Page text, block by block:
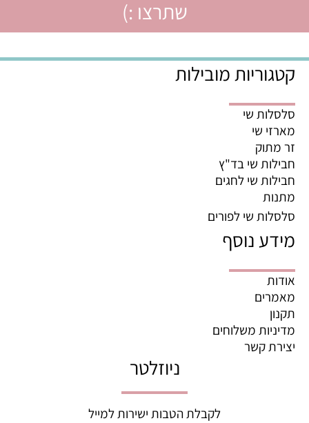
שתרצו :)
קטגוריות מובילות
סלסלות שי
מארזי שי
זר מתוק
חבילות שי בד"ץ
חבילות שי לחגים
מתנות
סלסלות שי לפורים
מידע נוסף
אודות
מאמרים
תקנון
מדיניות משלוחים
יצירת קשר
ניוזלטר
לקבלת הטבות ישירות למייל